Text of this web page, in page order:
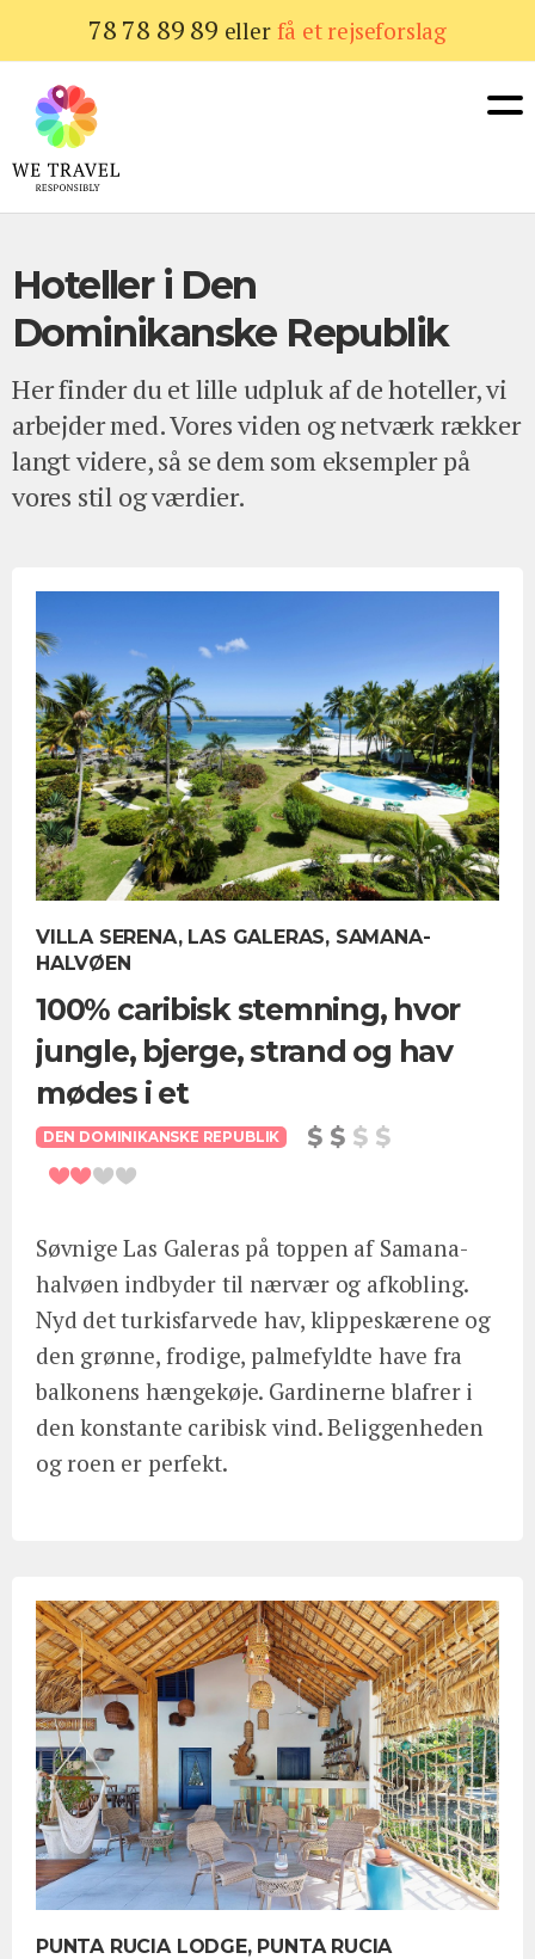
til
hovedindhold
78 78 89 89 eller få et rejseforslag
Hoteller i Den
Dominikanske Republik
Her finder du et lille udpluk af de hoteller, vi
arbejder med. Vores viden og netværk rækker
langt videre, så se dem som eksempler på
vores stil og værdier.
VILLA SERENA, LAS GALERAS, SAMANA-
HALVØEN
100% caribisk stemning, hvor
jungle, bjerge, strand og hav
mødes i et
DEN DOMINIKANSKE REPUBLIK
Søvnige Las Galeras på toppen af Samana-
halvøen indbyder til nærvær og afkobling.
Nyd det turkisfarvede hav, klippeskærene og
den grønne, frodige, palmefyldte have fra
balkonens hængekøje. Gardinerne blafrer i
den konstante caribisk vind. Beliggenheden
og roen er perfekt.
PUNTA RUCIA LODGE, PUNTA RUCIA